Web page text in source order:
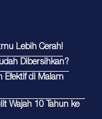
Lebih Cerah!
Dibersihkan?
Efektif di Malam
Wajah 10 Tahun ke